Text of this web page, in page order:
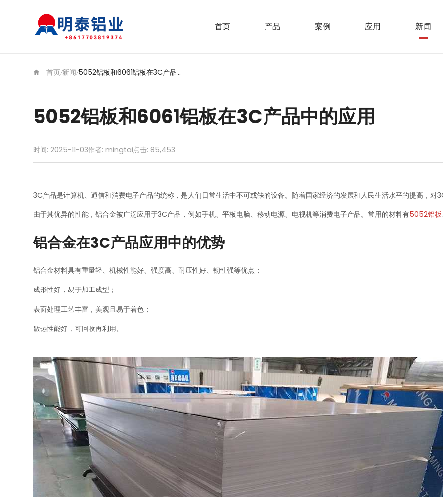
首页 产品 案例 应用 新闻
首页/新闻/ 5052铝板和6061铝板在3C产品中的应用
5052铝板和6061铝板在3C产品中的应用
时间: 2025-11-03作者: mingtai点击: 85,453
3C产品是计算机、通信和消费电子产品的统称，是人们日常生活中不可或缺的设备。随着国家经济的发展和人民生活水平的提高，对
由于其优异的性能，铝合金被广泛应用于3C产品，例如手机、平板电脑、移动电源、电视机等消费电子产品。常用的材料有5052铝板
铝合金在3C产品应用中的优势
铝合金材料具有重量轻、机械性能好、强度高、耐压性好、韧性强等优点；
成形性好，易于加工成型；
表面处理工艺丰富，美观且易于着色；
散热性能好，可回收再利用。